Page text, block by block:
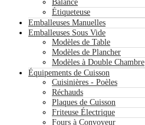
Balance
Étiqueteuse
Emballeuses Manuelles
Emballeuses Sous Vide
Modèles de Table
Modèles de Plancher
Modèles à Double Chambre
Équipements de Cuisson
Cuisinières - Poèles
Réchauds
Plaques de Cuisson
Friteuse Électrique
Fours à Convoyeur